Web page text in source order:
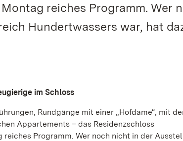
reiches Programm. Wer
Hundertwassers war, hat
im Schloss
Rundgänge mit einer „Hofdame“, mit
Appartements – das Residenzschloss
Programm. Wer noch nicht in der